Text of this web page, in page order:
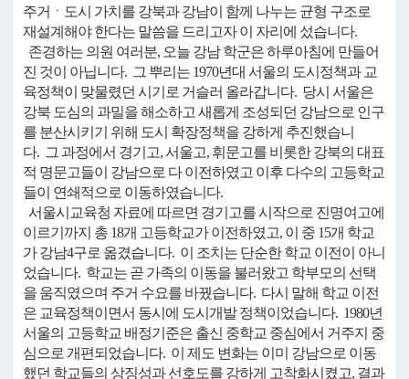
주거ㆍ도시 가치를 강북과 강남이 함께 나누는 균형 구조로
재설계해야 한다는 말씀을 드리고자 이 자리에 섰습니다.
존경하는 의원 여러분, 오늘 강남 학군은 하루아침에 만들어
진 것이 아닙니다. 그 뿌리는 1970년대 서울의 도시정책과 교
육정책이 맞물렸던 시기로 거슬러 올라갑니다. 당시 서울은
강북 도심의 과밀을 해소하고 새롭게 조성되던 강남으로 인구
를 분산시키기 위해 도시 확장정책을 강하게 추진했습니
다. 그 과정에서 경기고, 서울고, 휘문고를 비롯한 강북의 대표
적 명문고들이 강남으로 다 이전하였고 이후 다수의 고등학교
들이 연쇄적으로 이동하였습니다.
서울시교육청 자료에 따르면 경기고를 시작으로 진명여고에
이르기까지 총 18개 고등학교가 이전하였고, 이 중 15개 학교
가 강남4구로 옮겼습니다. 이 조치는 단순한 학교 이전이 아니
었습니다. 학교는 곧 가족의 이동을 불러왔고 학부모의 선택
을 움직였으며 주거 수요를 바꿨습니다. 다시 말해 학교 이전
은 교육정책이면서 동시에 도시개발 정책이었습니다. 1980년
서울의 고등학교 배정기준은 출신 중학교 중심에서 거주지 중
심으로 개편되었습니다. 이 제도 변화는 이미 강남으로 이동
했던 학교들의 상징성과 선호도를 강하게 고착화시켰고, 결과